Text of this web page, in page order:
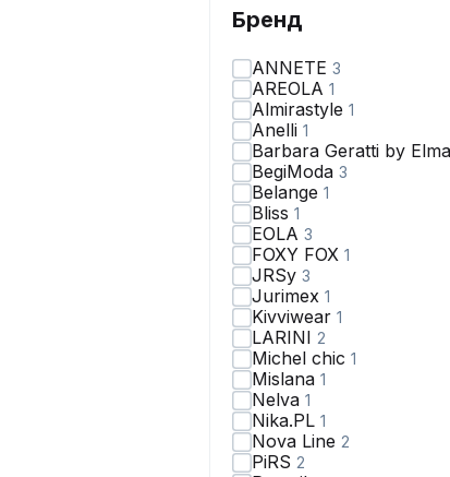
Бренд
ANNETE 3
AREOLA 1
Almirastyle 1
Anelli 1
Barbara Geratti by Elma
BegiModa 3
Belange 1
Bliss 1
EOLA 3
FOXY FOX 1
JRSy 3
Jurimex 1
Kivviwear 1
LARINI 2
Michel chic 1
Mislana 1
Nelva 1
Nika.PL 1
Nova Line 2
PiRS 2